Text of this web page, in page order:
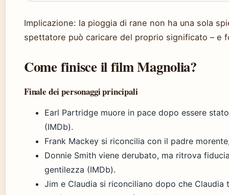
Implicazione: la pioggia di rane non ha una sola
spettatore può caricare del proprio significato – e
Come finisce il film Magnolia?
Finale dei personaggi principali
Earl Partridge muore in pace dopo essere
(IMDb).
Frank Mackey si riconcilia con il padre
Donnie Smith viene derubato, ma ritrova
gentilezza (IMDb).
Jim e Claudia si riconciliano dopo che Claudia